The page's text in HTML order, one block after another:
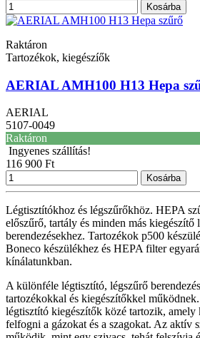
Kosárba
Raktáron
Tartozékok, kiegészíők
AERIAL AMH100 H13 Hepa
AERIAL
5107-0049
Raktáron
Ingyenes szállítás!
116 900 Ft
Kosárba
Légtisztítókhoz és légszűrőkhöz. HEPA
előszűrő, tartály és minden más kiegészítő
berendezésekhez. Tartozékok p500
Boneco készülékhez és HEPA filter
kínálatunkban.
A különféle légtisztító, légszűrő
tartozékokkal és kiegészítőkkel
légtisztító kiegészítők közé tartozik, amely
felfogni a gázokat és a szagokat. Az aktív